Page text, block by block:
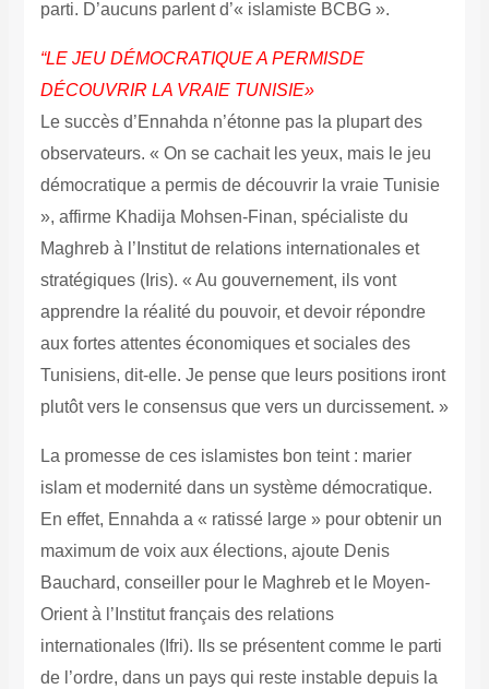
parti. D’aucuns parlent d’« islamiste BCBG ».
“LE JEU DÉMOCRATIQUE A PERMISDE
DÉCOUVRIR LA VRAIE TUNISIE»
Le succès d’Ennahda n’étonne pas la plupart des
observateurs. « On se cachait les yeux, mais le jeu
démocratique a permis de découvrir la vraie Tunisie
», affirme ­Khadija Mohsen-Finan, spécialiste du
Maghreb à l’Institut de relations internationales et
stratégiques (Iris). « Au gouvernement, ils vont
apprendre la réalité du pouvoir, et devoir répondre
aux fortes attentes économiques et sociales des
Tunisiens, dit-elle. Je pense que leurs positions iront
plutôt vers le consensus que vers un durcissement. »
La promesse de ces islamistes bon teint : marier
islam et modernité dans un système démocratique.
En effet, Ennahda a « ratissé large » pour obtenir un
maximum de voix aux ­élections, ajoute Denis
Bauchard, conseiller pour le Maghreb et le Moyen-
Orient à l’Institut français des relations
internationales (Ifri). Ils se présentent comme le parti
de l’ordre, dans un pays qui reste instable depuis la